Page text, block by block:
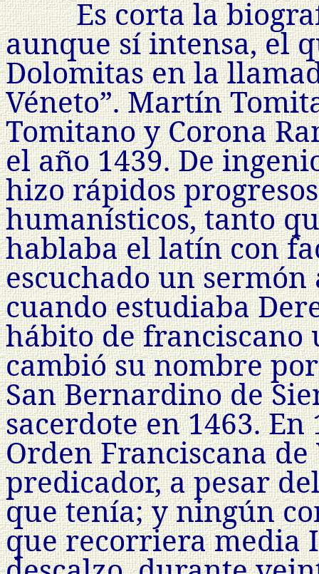
Es corta la
aunque sí intensa, el
Dolomitas en la
Véneto”. Martín
Tomitano y Corona
el año 1439. De
hizo rápidos
humanísticos, tanto
hablaba el latín con
escuchado un sermón
cuando estudiaba
hábito de franciscano
cambió su nombre
San Bernardino de
sacerdote en 1463.
Orden Franciscana de
predicador, a pesar
que tenía; y ningún
que recorriera media